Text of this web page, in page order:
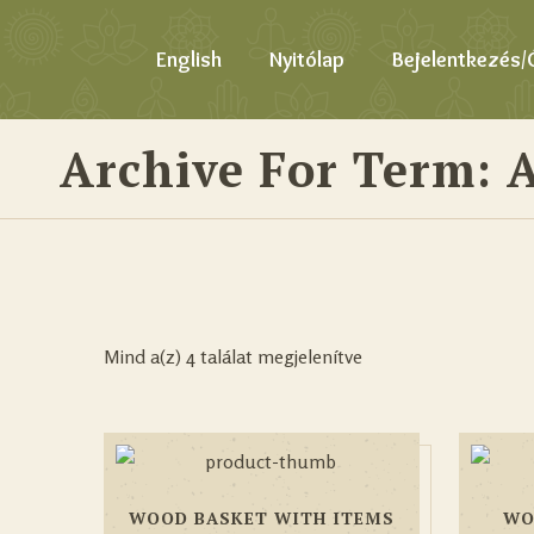
English Nyitólap Bejelentkezés/
Archive For Term:
Mind a(z) 4 találat megjelenítve
WOOD BASKET WITH ITEMS